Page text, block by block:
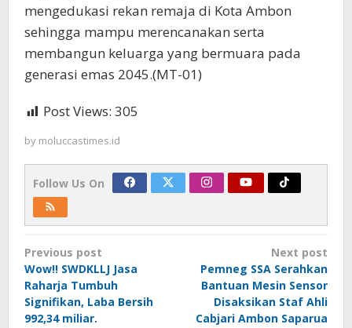
mengedukasi rekan remaja di Kota Ambon
sehingga mampu merencanakan serta
membangun keluarga yang bermuara pada
generasi emas 2045.(MT-01)
Post Views: 305
by moluccastimes.id
Follow Us On
Post
navigation
Previous post
Wow!! SWDKLLJ Jasa
Raharja Tumbuh
Signifikan, Laba Bersih
992,34 miliar.
Next post
Pemneg SSA Serahkan
Bantuan Mesin Sensor
Disaksikan Staf Ahli
Cabjari Ambon Saparua